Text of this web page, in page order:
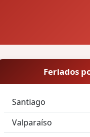
Feriados
Santiago
Valparaíso